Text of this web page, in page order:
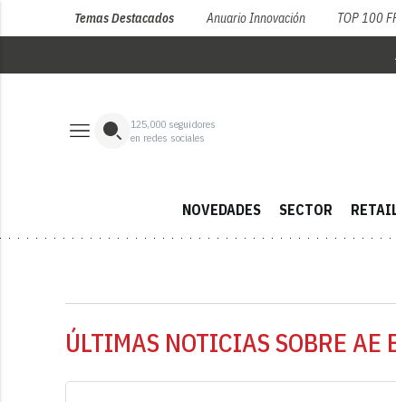
Temas Destacados Anuario Innovación TOP 100
125,000 seguidores
en redes sociales
NOVEDADES SECTOR
ÚLTIMAS NOTICIAS SOBRE AE